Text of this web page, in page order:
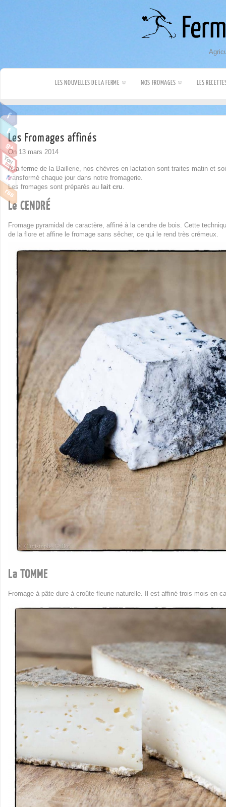
LES NOUVELLES DE LA FERME NOS FROMAGES LES
Les Fromages affinés
On 13 mars 2014
A la ferme de la Baillerie, nos chèvres en lactation sont traites matin et
transformé chaque jour dans notre fromagerie.
Les fromages sont préparés au lait cru
Le CENDRÉ
Fromage pyramidal de caractère, affiné à la cendre de bois. Cette
de la flore et affine le fromage sans sêcher, ce qui le rend très crémeux.
La TOMME
Fromage à pâte dure à croûte fleurie naturelle. Il est affiné trois mois en